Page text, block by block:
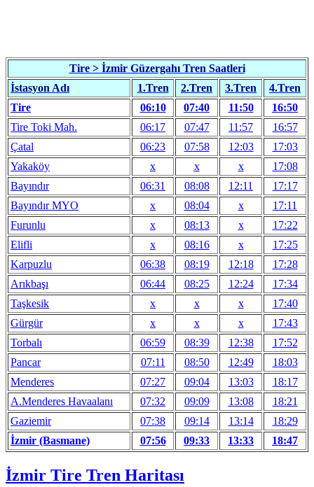
Tire > İzmir Güzergahı Tren Saatleri
İstasyon Adı
1.Tren 2.Tren 3.Tren
4.Tren
Tire
06:10 07:40 11:50
16:50
Tire Toki Mah.
06:17 07:47 11:57
16:57
Çatal
06:23 07:58 12:03
17:03
Yakaköy
x x x
17:08
Bayındır
06:31 08:08 12:11
17:17
Bayındır MYO
x 08:04 x
17:11
Furunlu
x 08:13 x
17:22
Elifli
x 08:16 x
17:25
Karpuzlu
06:38 08:19 12:18
17:28
Arıkbaşı
06:44 08:25 12:24
17:34
Taşkesik
x x x
17:40
Gürgür
x x x
17:43
Torbalı
06:59 08:39 12:38
17:52
Pancar
07:11 08:50 12:49
18:03
Menderes
07:27 09:04 13:03
18:17
A.Menderes Havaalanı
07:32 09:09 13:08
18:21
Gaziemir
07:38 09:14 13:14
18:29
İzmir (Basmane)
07:56 09:33 13:33 18:47
İzmir Tire Tren Haritası